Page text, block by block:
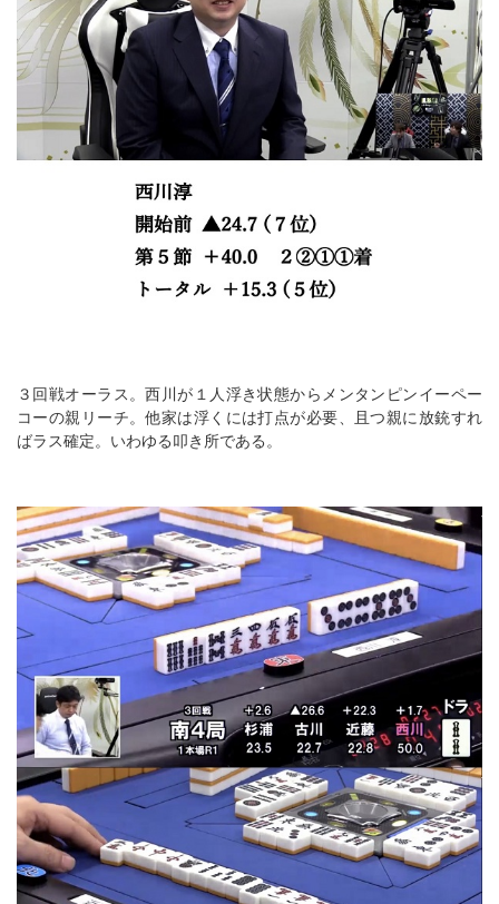
３回戦オーラス。西川が１人浮き状態からメンタンピンイーペー
コーの親リーチ。他家は浮くには打点が必要、且つ親に放銃すれ
ばラス確定。いわゆる叩き所である。